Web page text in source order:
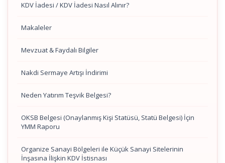
KDV İadesi / KDV İadesi Nasıl Alınır?
Makaleler
Mevzuat & Faydalı Bilgiler
Nakdi Sermaye Artışı İndirimi
Neden Yatırım Teşvik Belgesi?
OKSB Belgesi (Onaylanmış Kişi Statüsü, Statü Belgesi) İçin
YMM Raporu
Organize Sanayi Bölgeleri ile Küçük Sanayi Sitelerinin
İnşasına İlişkin KDV İstisnası